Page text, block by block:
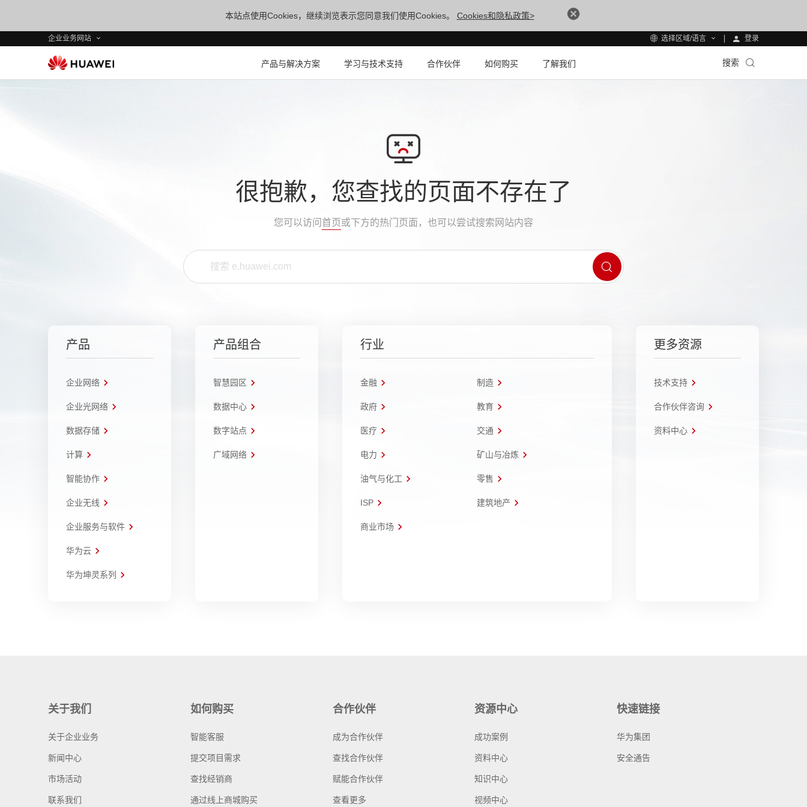
本站点使用Cookies，继续浏览表示您同意我们使用Cookies。 Cookies和隐私政策>
企业业务网站 选择区域/语言 登录
产品与解决方案 学习与技术支持 合作伙伴 如何购买 了解我们 搜索
很抱歉，您查找的页面不存在了
您可以访问 首页或下方的热门页面，也可以尝试搜索网站内容
产品
企业网络
企业光网络
数据存储
计算
智能协作
企业无线
企业服务与软件
华为云
华为坤灵系列
产品组合
智慧园区
数据中心
数字站点
广域网络
行业
金融 制造
政府 教育
医疗 交通
电力 矿山与冶炼
油气与化工 零售
ISP 建筑地产
商业市场
更多资源
技术支持
合作伙伴咨询
资料中心
关于我们
关于企业业务
新闻中心
市场活动
联系我们
如何购买
智能客服
提交项目需求
查找经销商
通过线上商城购买
合作伙伴
成为合作伙伴
查找合作伙伴
赋能合作伙伴
查看更多
资源中心
成功案例
资料中心
知识中心
视频中心
快速链接
华为集团
安全通告